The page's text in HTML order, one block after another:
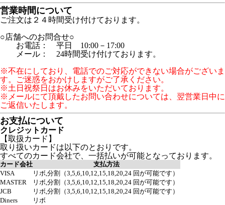
営業時間について
ご注文は２４時間受け付けております。
○店舗へのお問合せ○
お電話： 平日 10:00－17:00
メール： 24時間受け付けております。
※不在にしており、電話でのご対応ができない場合がございま
す。ご迷惑をおかけしますがご了承ください。
※土日祝祭日はお休みをいただいております。
※メールにて頂戴したお問い合わせについては、翌営業日中に
ご返信いたします。
お支払について
クレジットカード
【取扱カード】
取り扱いカードは以下のとおりです。
すべてのカード会社で、一括払いが可能となっております。
カード会社
支払方法
VISA
リボ,分割（3,5,6,10,12,15,18,20,24 回が可能です）
MASTER
リボ,分割（3,5,6,10,12,15,18,20,24 回が可能です）
JCB
リボ,分割（3,5,6,10,12,15,18,20,24 回が可能です）
Diners
リボ